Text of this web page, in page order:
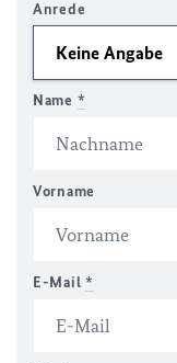
Anrede
Name *
Vorname
E-Mail *